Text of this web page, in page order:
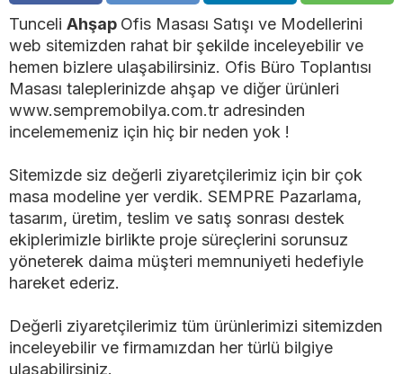
Tunceli Ahşap Ofis Masası Satışı ve Modellerini
web sitemizden rahat bir şekilde inceleyebilir ve
hemen bizlere ulaşabilirsiniz. Ofis Büro Toplantısı
Masası taleplerinizde ahşap ve diğer ürünleri
www.sempremobilya.com.tr adresinden
incelememeniz için hiç bir neden yok !
Sitemizde siz değerli ziyaretçilerimiz için bir çok
masa modeline yer verdik. SEMPRE Pazarlama,
tasarım, üretim, teslim ve satış sonrası destek
ekiplerimizle birlikte proje süreçlerini sorunsuz
yöneterek daima müşteri memnuniyeti hedefiyle
hareket ederiz.
Değerli ziyaretçilerimiz tüm ürünlerimizi sitemizden
inceleyebilir ve firmamızdan her türlü bilgiye
ulaşabilirsiniz.